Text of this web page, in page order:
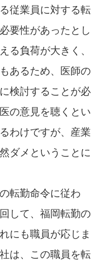
従業員に対する転
要性があったとし
る負荷が大きく、
あるため、医師の
検討することが必
の意見を聴くとい
わけですが、産業
ダメということに
転勤命令に従わ
して、福岡転勤の
にも職員が応じま
は、この職員を転